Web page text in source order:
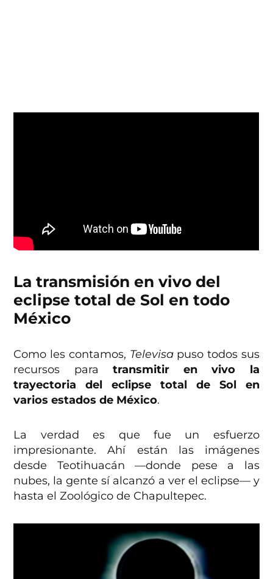
La transmisión en vivo del
eclipse total de Sol en todo
México
Como les contamos, Televisa puso todos sus
recursos para transmitir en vivo la
trayectoria del eclipse total de Sol en
varios estados de México.
La verdad es que fue un esfuerzo
impresionante. Ahí están las imágenes
desde Teotihuacán —donde pese a las
nubes, la gente sí alcanzó a ver el eclipse— y
hasta el Zoológico de Chapultepec.